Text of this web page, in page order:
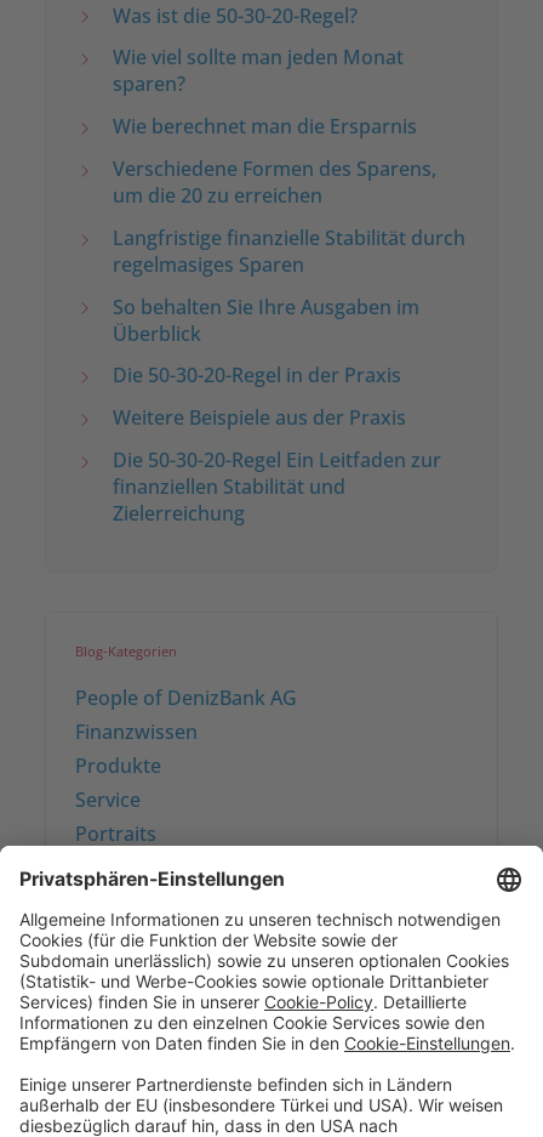
Was ist die 50-30-20-Regel?
Wie viel sollte man jeden Monat
sparen?
Wie berechnet man die Ersparnis
Verschiedene Formen des Sparens,
um die 20 zu erreichen
Langfristige finanzielle Stabilität durch
regelmasiges Sparen
So behalten Sie Ihre Ausgaben im
Überblick
Die 50-30-20-Regel in der Praxis
Weitere Beispiele aus der Praxis
Die 50-30-20-Regel Ein Leitfaden zur
finanziellen Stabilität und
Zielerreichung
Blog-Kategorien
People of DenizBank AG
Finanzwissen
Produkte
Service
Portraits
Sparen & FinanzierenFirmenkundenDigitale Services
Priority Banking
Über UnsKarrierePresseImpressumBlog
SEPA-Echtzeitüberweisung
Geschäftsbedingungen Einlagensicherung DatenschutzhinweiseWhistleblowing